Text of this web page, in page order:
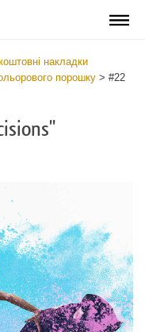
накладки
порошку > #22